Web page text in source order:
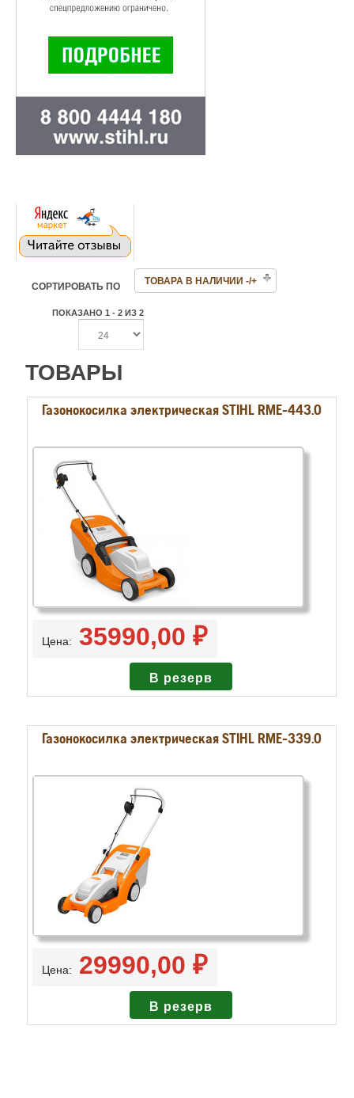
СОРТИРОВАТЬ ПО ТОВАРА В НАЛИЧИИ -/+
ПОКАЗАНО 1 - 2 ИЗ 2
ТОВАРЫ
Газонокосилка электрическая STIHL RМЕ-443.0
Цена: 35990,00 ₽
Газонокосилка электрическая STIHL RМЕ-339.0
Цена: 29990,00 ₽